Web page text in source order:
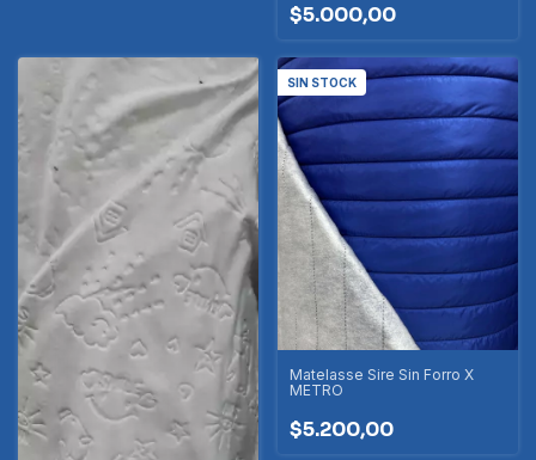
$5.000,00
SIN STOCK
Matelasse Sire Sin Forro X
METRO
$5.200,00